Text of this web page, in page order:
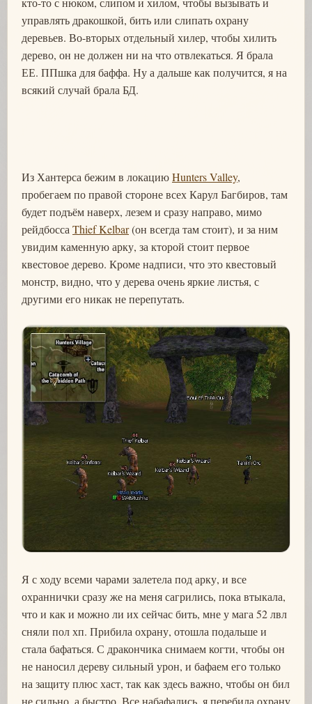
управлять дракошкой, бить или слипать охрану
деревьев. Во-вторых отдельный хилер, чтобы хилить
дерево, он не должен ни на что отвлекаться. Я брала
ЕЕ. ППшка для баффа. Ну а дальше как получится, я на
всякий случай брала БД.
Из Хантерса бежим в локациюHunters Valley,
пробегаем по правой стороне всех Карул Багбиров, там
будет подъём наверх, лезем и сразу направо, мимо
рейдбосса Thief Kelbar(он всегда там стоит), и за ним
увидим каменную арку, за кторой стоит первое
квестовое дерево. Кроме надписи, что это квестовый
монстр, видно, что у дерева очень яркие листья, с
другими его никак не перепутать.
Я с ходу всеми чарами залетела под арку, и все
охраннички сразу же на меня сагрились, пока втыкала,
что и как и можно ли их сейчас бить, мне у мага 52 лвл
сняли пол хп. Прибила охрану, отошла подальше и
стала бафаться. С дракончика снимаем когти, чтобы он
не наносил дереву сильный урон, и бафаем его только
на защиту плюс хаст, так как здесь важно, чтобы он бил
не сильно, а быстро. Все набафались, я перебила охрану